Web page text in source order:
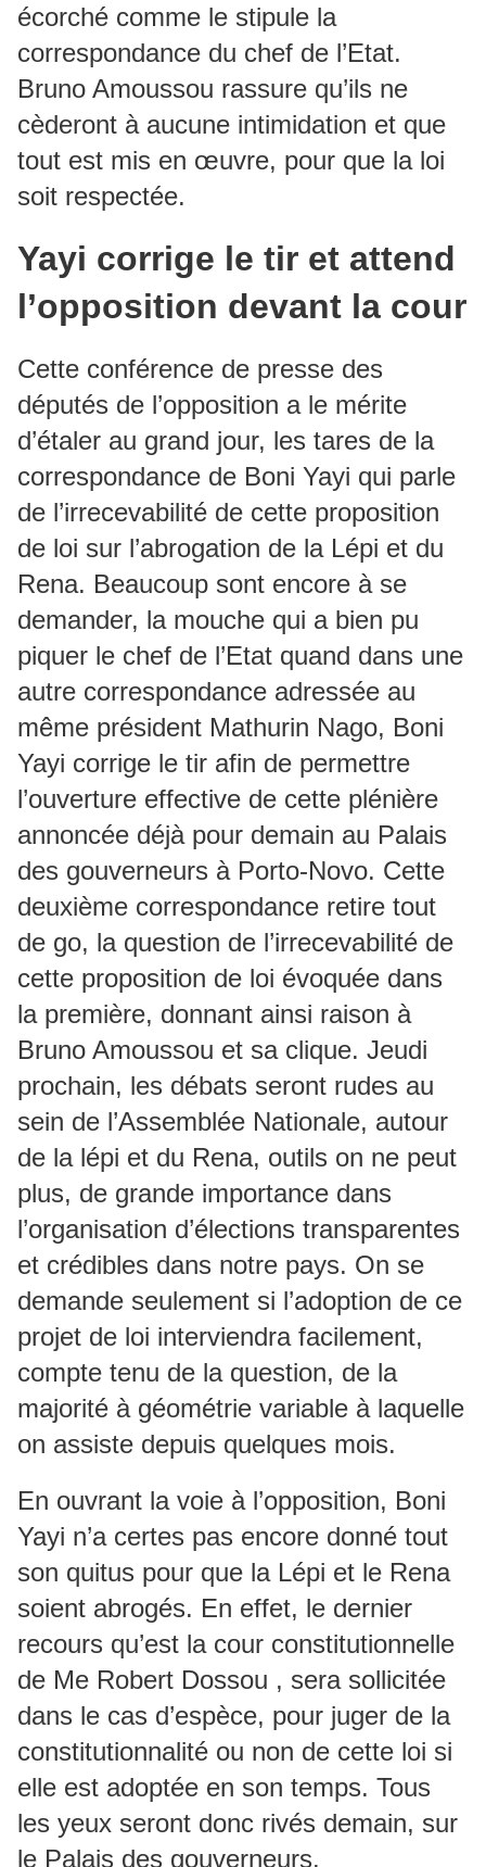
écorché comme le stipule la
correspondance du chef de l’Etat.
Bruno Amoussou rassure qu’ils ne
cèderont à aucune intimidation et que
tout est mis en œuvre, pour que la loi
soit respectée.
Yayi corrige le tir et attend
l’opposition devant la cour
Cette conférence de presse des
députés de l’opposition a le mérite
d’étaler au grand jour, les tares de la
correspondance de Boni Yayi qui parle
de l’irrecevabilité de cette proposition
de loi sur l’abrogation de la Lépi et du
Rena. Beaucoup sont encore à se
demander, la mouche qui a bien pu
piquer le chef de l’Etat quand dans une
autre correspondance adressée au
même président Mathurin Nago, Boni
Yayi corrige le tir afin de permettre
l’ouverture effective de cette plénière
annoncée déjà pour demain au Palais
des gouverneurs à Porto-Novo. Cette
deuxième correspondance retire tout
de go, la question de l’irrecevabilité de
cette proposition de loi évoquée dans
la première, donnant ainsi raison à
Bruno Amoussou et sa clique. Jeudi
prochain, les débats seront rudes au
sein de l’Assemblée Nationale, autour
de la lépi et du Rena, outils on ne peut
plus, de grande importance dans
l’organisation d’élections transparentes
et crédibles dans notre pays. On se
demande seulement si l’adoption de ce
projet de loi interviendra facilement,
compte tenu de la question, de la
majorité à géométrie variable à laquelle
on assiste depuis quelques mois.
En ouvrant la voie à l’opposition, Boni
Yayi n’a certes pas encore donné tout
son quitus pour que la Lépi et le Rena
soient abrogés. En effet, le dernier
recours qu’est la cour constitutionnelle
de Me Robert Dossou , sera sollicitée
dans le cas d’espèce, pour juger de la
constitutionnalité ou non de cette loi si
elle est adoptée en son temps. Tous
les yeux seront donc rivés demain, sur
le Palais des gouverneurs.